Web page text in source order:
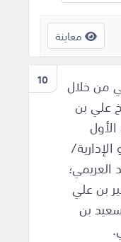
معاينة
10
من خلال
علي بن
بن علي
بن